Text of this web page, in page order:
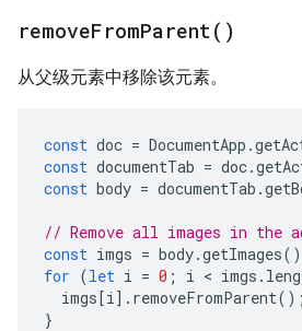
removeFromParent( )
从父级元素中移除该元素。
const doc = DocumentApp .
const documentTab = doc.
const body = documentTab .
// Remove all images in the
const imgs = body.getImages
for (let i = 0 ; i < imgs .
imgs[i]. removeFromParent();
}